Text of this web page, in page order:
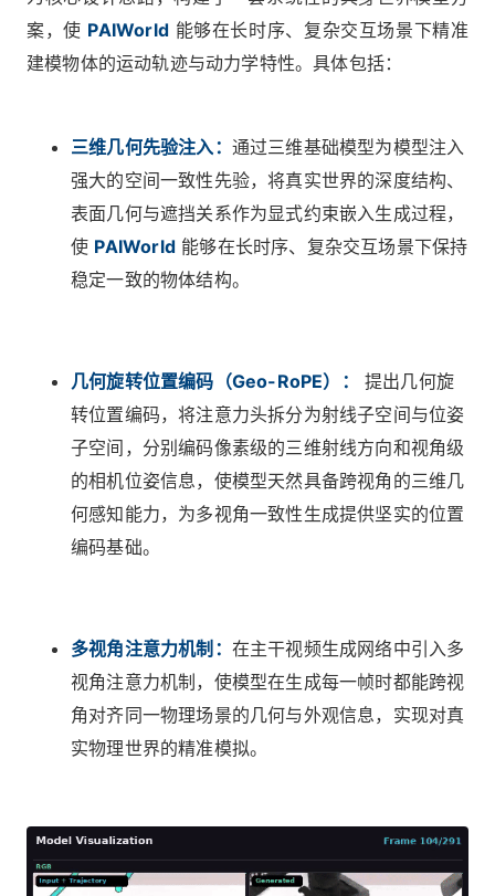
案，使 PAIWorld 能够在长时序、复杂交互场景下精准
建模物体的运动轨迹与动力学特性。具体包括：
三维几何先验注入： 通过三维基础模型为模型注入
强大的空间一致性先验，将真实世界的深度结构、
表面几何与遮挡关系作为显式约束嵌入生成过程，
使 PAIWorld 能够在长时序、复杂交互场景下保持
稳定一致的物体结构。
几何旋转位置编码（Geo-RoPE）：
提出几何旋
转位置编码，将注意力头拆分为射线子空间与位姿
子空间，分别编码像素级的三维射线方向和视角级
的相机位姿信息，使模型天然具备跨视角的三维几
何感知能力，为多视角一致性生成提供坚实的位置
编码基础。
多视角注意力机制： 在主干视频生成网络中引入多
视角注意力机制，使模型在生成每一帧时都能跨视
角对齐同一物理场景的几何与外观信息，实现对真
实物理世界的精准模拟。